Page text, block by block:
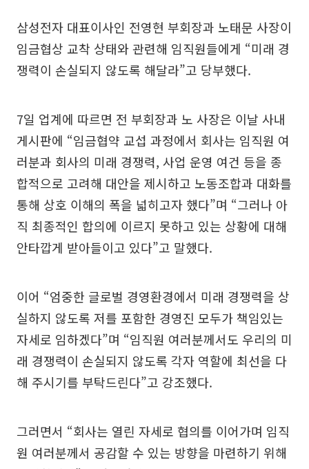
삼성전자 대표이사인 전영현 부회장과 노태문 사장이
임금협상 교착 상태와 관련해 임직원들에게 “미래 경
쟁력이 손실되지 않도록 해달라”고 당부했다.
7일 업계에 따르면 전 부회장과 노 사장은 이날 사내
게시판에 “임금협약 교섭 과정에서 회사는 임직원 여
러분과 회사의 미래 경쟁력, 사업 운영 여건 등을 종
합적으로 고려해 대안을 제시하고 노동조합과 대화를
통해 상호 이해의 폭을 넓히고자 했다”며 “그러나 아
직 최종적인 합의에 이르지 못하고 있는 상황에 대해
안타깝게 받아들이고 있다”고 말했다.
이어 “엄중한 글로벌 경영환경에서 미래 경쟁력을 상
실하지 않도록 저를 포함한 경영진 모두가 책임있는
자세로 임하겠다”며 “임직원 여러분께서도 우리의 미
래 경쟁력이 손실되지 않도록 각자 역할에 최선을 다
해 주시기를 부탁드린다”고 강조했다.
그러면서 “회사는 열린 자세로 협의를 이어가며 임직
원 여러분께서 공감할 수 있는 방향을 마련하기 위해